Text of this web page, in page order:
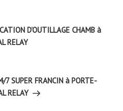
D’OUTILLAGE CHAMB à
RELAY
SUPER FRANCIN à PORTE-
RELAY